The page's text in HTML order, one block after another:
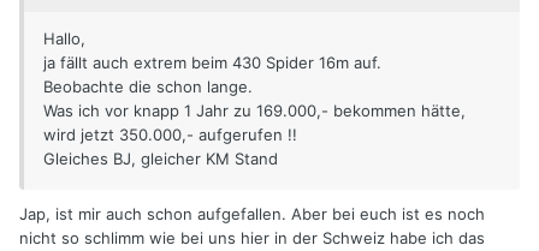
Hallo,
ja fällt auch extrem beim 430 Spider 16m auf.
Beobachte die schon lange.
Was ich vor knapp 1 Jahr zu 169.000,- bekommen hätte,
wird jetzt 350.000,- aufgerufen !!
Gleiches BJ, gleicher KM Stand
Jap, ist mir auch schon aufgefallen. Aber bei euch ist es noch
nicht so schlimm wie bei uns hier in der Schweiz habe ich das